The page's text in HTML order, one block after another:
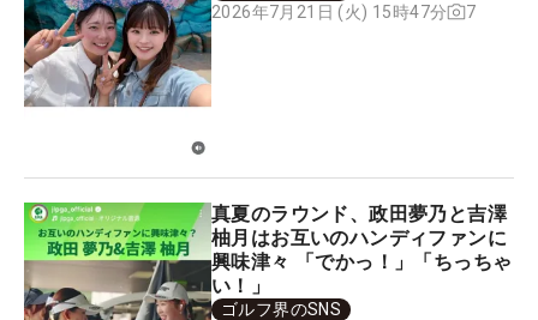
2026年7月21日 (火) 15時47分
7
真夏のラウンド、政田夢乃と吉澤
柚月はお互いのハンディファンに
興味津々 「でかっ！」「ちっちゃ
い！」
ゴルフ界のSNS